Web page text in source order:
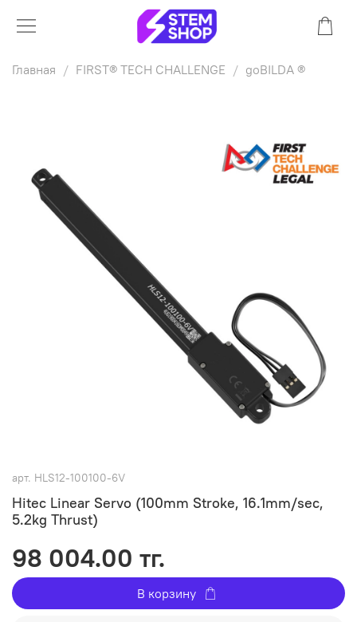
Главная FIRST® TECH CHALLENGE goBILDA ®
арт. HLS12-100100-6V
Hitec Linear Servo (100mm Stroke, 16.1mm/sec,
5.2kg Thrust)
98 004.00 тг.
В корзину